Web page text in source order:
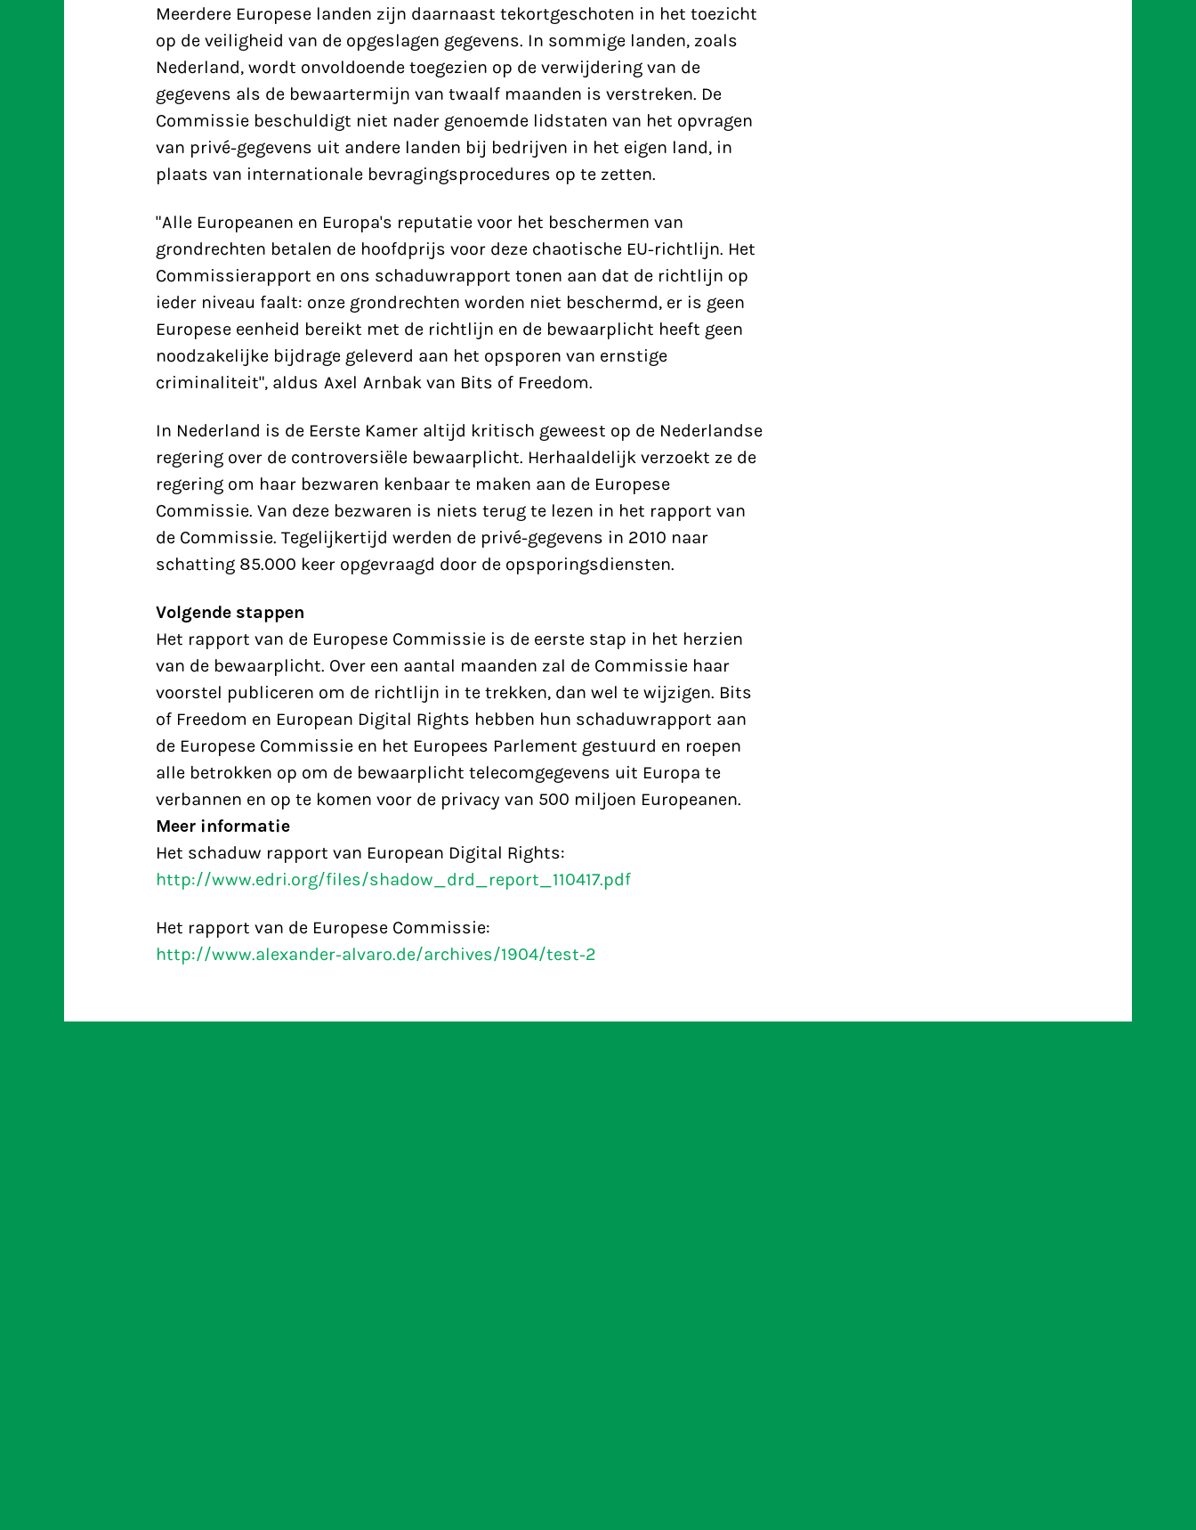
Meerdere Europese landen zijn daarnaast tekortgeschoten in het toezicht
op de veiligheid van de opgeslagen gegevens. In sommige landen, zoals
Nederland, wordt onvoldoende toegezien op de verwijdering van de
gegevens als de bewaartermijn van twaalf maanden is verstreken. De
Commissie beschuldigt niet nader genoemde lidstaten van het opvragen
van privé-gegevens uit andere landen bij bedrijven in het eigen land, in
plaats van internationale bevragingsprocedures op te zetten.
"Alle Europeanen en Europa's reputatie voor het beschermen van
grondrechten betalen de hoofdprijs voor deze chaotische EU-richtlijn. Het
Commissierapport en ons schaduwrapport tonen aan dat de richtlijn op
ieder niveau faalt: onze grondrechten worden niet beschermd, er is geen
Europese eenheid bereikt met de richtlijn en de bewaarplicht heeft geen
noodzakelijke bijdrage geleverd aan het opsporen van ernstige
criminaliteit", aldus Axel Arnbak van Bits of Freedom.
In Nederland is de Eerste Kamer altijd kritisch geweest op de Nederlandse
regering over de controversiële bewaarplicht. Herhaaldelijk verzoekt ze de
regering om haar bezwaren kenbaar te maken aan de Europese
Commissie. Van deze bezwaren is niets terug te lezen in het rapport van
de Commissie. Tegelijkertijd werden de privé-gegevens in 2010 naar
schatting 85.000 keer opgevraagd door de opsporingsdiensten.
Volgende stappen
Het rapport van de Europese Commissie is de eerste stap in het herzien
van de bewaarplicht. Over een aantal maanden zal de Commissie haar
voorstel publiceren om de richtlijn in te trekken, dan wel te wijzigen. Bits
of Freedom en European Digital Rights hebben hun schaduwrapport aan
de Europese Commissie en het Europees Parlement gestuurd en roepen
alle betrokken op om de bewaarplicht telecomgegevens uit Europa te
verbannen en op te komen voor de privacy van 500 miljoen Europeanen.
Meer informatie
Het schaduw rapport van European Digital Rights:
http://www.edri.org/files/shadow_drd_report_110417.pdf
Het rapport van de Europese Commissie:
http://www.alexander-alvaro.de/archives/1904/test-2